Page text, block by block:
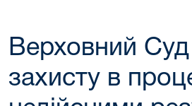
Верховний
захисту в